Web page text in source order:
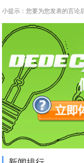
小提示：您要为您发表的言论